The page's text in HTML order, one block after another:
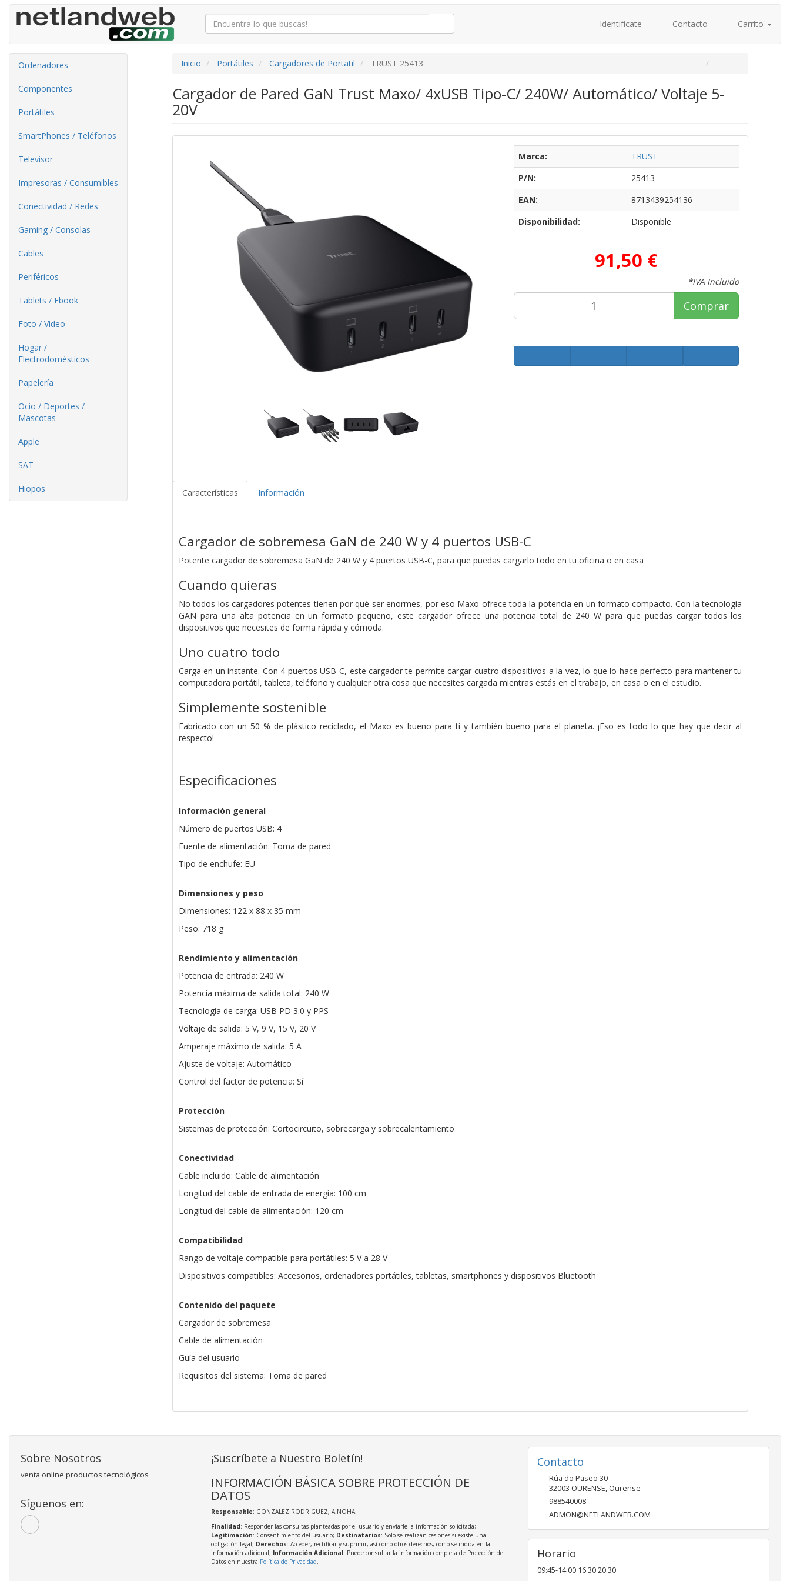
Identifícate Contacto Carrito
Ordenadores
Componentes
Portátiles
SmartPhones / Teléfonos
Televisor
Impresoras / Consumibles
Conectividad / Redes
Gaming / Consolas
Cables
Periféricos
Tablets / Ebook
Foto / Video
Hogar /
Electrodomésticos
Papelería
Ocio / Deportes /
Mascotas
Apple
SAT
Hiopos
Inicio Portátiles Cargadores de Portatil TRUST 25413
Cargador de Pared GaN Trust Maxo/ 4xUSB Tipo-C/ 240W/ Automático/ Voltaje 5-
20V
Marca:
TRUST
P/N:
25413
EAN:
8713439254136
Disponibilidad:
Disponible
91,50 €
*IVA Incluido
Comprar
Características Información
Cargador de sobremesa GaN de 240 W y 4 puertos USB-C
Potente cargador de sobremesa GaN de 240 W y 4 puertos USB-C, para que puedas cargarlo todo en tu oficina o en casa
Cuando quieras
No todos los cargadores potentes tienen por qué ser enormes, por eso Maxo ofrece toda la potencia en un formato compacto. Con la tecnología
GAN para una alta potencia en un formato pequeño, este cargador ofrece una potencia total de 240 W para que puedas cargar todos los
dispositivos que necesites de forma rápida y cómoda.
Uno cuatro todo
Carga en un instante. Con 4 puertos USB-C, este cargador te permite cargar cuatro dispositivos a la vez, lo que lo hace perfecto para mantener tu
computadora portátil, tableta, teléfono y cualquier otra cosa que necesites cargada mientras estás en el trabajo, en casa o en el estudio.
Simplemente sostenible
Fabricado con un 50 % de plástico reciclado, el Maxo es bueno para ti y también bueno para el planeta. ¡Eso es todo lo que hay que decir al
respecto!
Especificaciones
Información general
Número de puertos USB: 4
Fuente de alimentación: Toma de pared
Tipo de enchufe: EU
Dimensiones y peso
Dimensiones: 122 x 88 x 35 mm
Peso: 718 g
Rendimiento y alimentación
Potencia de entrada: 240 W
Potencia máxima de salida total: 240 W
Tecnología de carga: USB PD 3.0 y PPS
Voltaje de salida: 5 V, 9 V, 15 V, 20 V
Amperaje máximo de salida: 5 A
Ajuste de voltaje: Automático
Control del factor de potencia: Sí
Protección
Sistemas de protección: Cortocircuito, sobrecarga y sobrecalentamiento
Conectividad
Cable incluido: Cable de alimentación
Longitud del cable de entrada de energía: 100 cm
Longitud del cable de alimentación: 120 cm
Compatibilidad
Rango de voltaje compatible para portátiles: 5 V a 28 V
Dispositivos compatibles: Accesorios, ordenadores portátiles, tabletas, smartphones y dispositivos Bluetooth
Contenido del paquete
Cargador de sobremesa
Cable de alimentación
Guía del usuario
Requisitos del sistema: Toma de pared
Sobre Nosotros
venta online productos tecnológicos
Síguenos en:
¡Suscríbete a Nuestro Boletín!
INFORMACIÓN BÁSICA SOBRE PROTECCIÓN DE
DATOS
Responsable: GONZALEZ RODRIGUEZ, AINOHA
Finalidad: Responder las consultas planteadas por el usuario y enviarle la información solicitada;
Legitimación: Consentimiento del usuario; Destinatarios: Solo se realizan cesiones si existe una
obligación legal; Derechos: Acceder, rectificar y suprimir, así como otros derechos, como se indica en la
información adicional; Información Adicional: Puede consultar la información completa de Protección de
Datos en nuestra Política de Privacidad.
Contacto
Rúa do Paseo 30
32003 OURENSE, Ourense
988540008
ADMON@NETLANDWEB.COM
Horario
09:45-14:00 16:30 20:30